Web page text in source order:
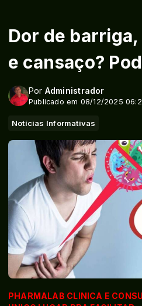
Dor de
e cansaço?
Por Administrador
Publicado em 08/12/2025
Notícias Informativas
PHARMALAB CLINICA E